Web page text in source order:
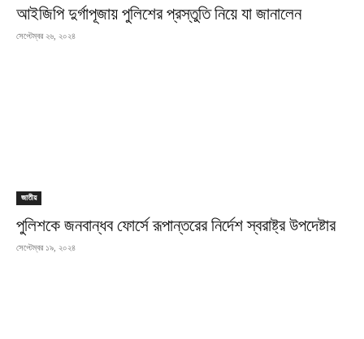
আইজিপি দুর্গাপূজায় পুলিশের প্রস্তুতি নিয়ে যা জানালেন
সেপ্টেম্বর ২৬, ২০২৪
জাতীয়
পুলিশকে জনবান্ধব ফোর্সে রূপান্তরের নির্দেশ স্বরাষ্ট্র উপদেষ্টার
সেপ্টেম্বর ১৯, ২০২৪